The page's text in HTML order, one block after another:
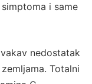
i same
nedostatak
Totalni